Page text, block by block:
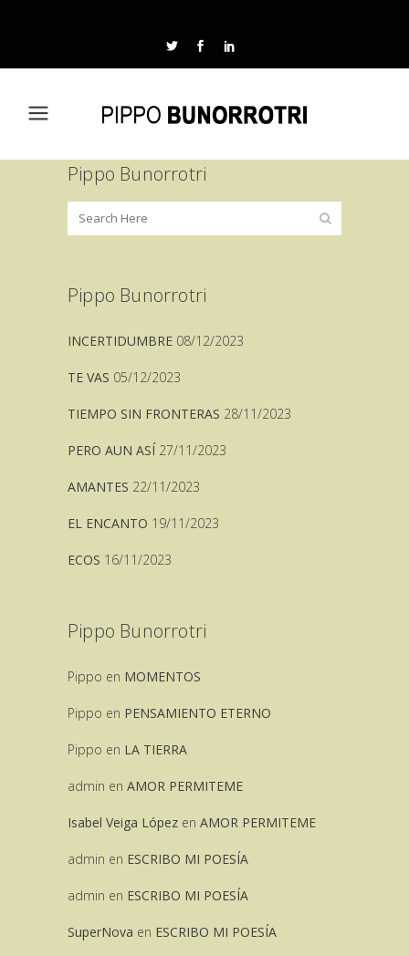
Pippo Bunorrotri
Pippo Bunorrotri
INCERTIDUMBRE 08/12/2023
TE VAS 05/12/2023
TIEMPO SIN FRONTERAS 28/11/2023
PERO AUN ASÍ 27/11/2023
AMANTES 22/11/2023
EL ENCANTO 19/11/2023
ECOS 16/11/2023
Pippo Bunorrotri
Pippo en MOMENTOS
Pippo en PENSAMIENTO ETERNO
Pippo en LA TIERRA
admin en AMOR PERMITEME
Isabel Veiga López en AMOR PERMITEME
admin en ESCRIBO MI POESÍA
admin en ESCRIBO MI POESÍA
SuperNova en ESCRIBO MI POESÍA